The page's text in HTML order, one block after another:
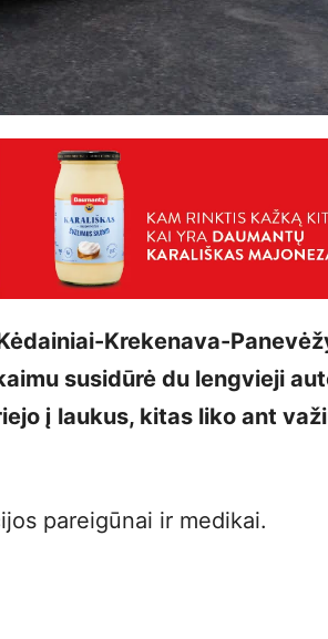
Krekenava-
susidūrė du lengvieji
į laukus, kitas liko ant
pareigūnai ir medikai.